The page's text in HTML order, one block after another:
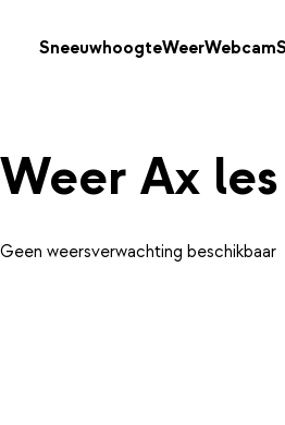
SneeuwhoogteWeerWebcam
Weer Ax
Geen weersverwachting beschikbaar